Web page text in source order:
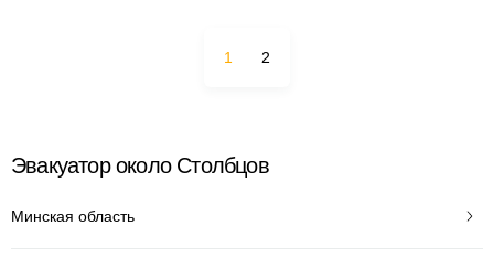
1 2
Эвакуатор около Столбцов
Минская область